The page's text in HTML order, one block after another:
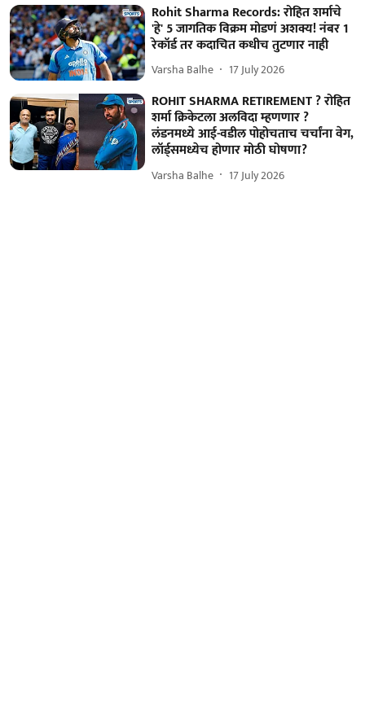
Rohit Sharma Records: रोहित शर्माचे
'हे' 5 जागतिक विक्रम मोडणं अशक्य! नंबर 1
रेकॉर्ड तर कदाचित कधीच तुटणार नाही
Varsha Balhe 17 July 2026
ROHIT SHARMA RETIREMENT ? रोहित
शर्मा क्रिकेटला अलविदा म्हणणार ?
लंडनमध्ये आई-वडील पोहोचताच चर्चांना वेग,
लॉर्ड्समध्येच होणार मोठी घोषणा?
Varsha Balhe 17 July 2026